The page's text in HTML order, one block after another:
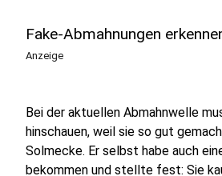
Fake-Abmahnungen
Anzeige
Bei der aktuellen Abmahnwelle
hinschauen, weil sie so gut
Solmecke. Er selbst habe auch
bekommen und stellte fest: Sie